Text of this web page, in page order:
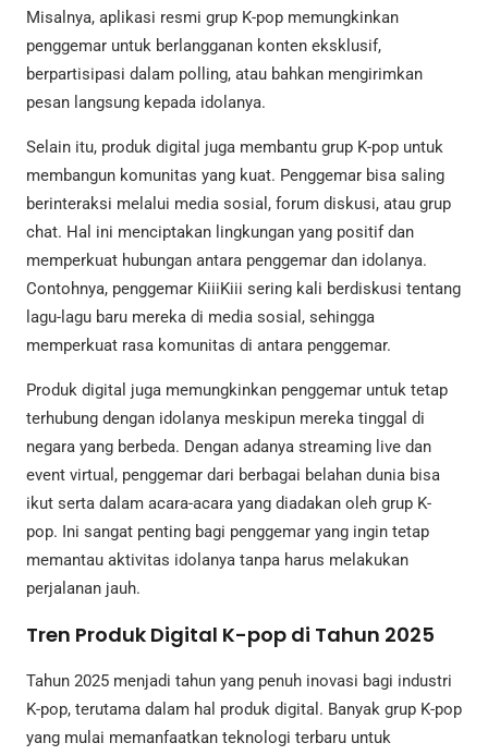
Misalnya, aplikasi resmi grup K-pop memungkinkan
penggemar untuk berlangganan konten eksklusif,
berpartisipasi dalam polling, atau bahkan mengirimkan
pesan langsung kepada idolanya.
Selain itu, produk digital juga membantu grup K-pop untuk
membangun komunitas yang kuat. Penggemar bisa saling
berinteraksi melalui media sosial, forum diskusi, atau grup
chat. Hal ini menciptakan lingkungan yang positif dan
memperkuat hubungan antara penggemar dan idolanya.
Contohnya, penggemar KiiiKiii sering kali berdiskusi tentang
lagu-lagu baru mereka di media sosial, sehingga
memperkuat rasa komunitas di antara penggemar.
Produk digital juga memungkinkan penggemar untuk tetap
terhubung dengan idolanya meskipun mereka tinggal di
negara yang berbeda. Dengan adanya streaming live dan
event virtual, penggemar dari berbagai belahan dunia bisa
ikut serta dalam acara-acara yang diadakan oleh grup K-
pop. Ini sangat penting bagi penggemar yang ingin tetap
memantau aktivitas idolanya tanpa harus melakukan
perjalanan jauh.
Tren Produk Digital K-pop di Tahun 2025
Tahun 2025 menjadi tahun yang penuh inovasi bagi industri
K-pop, terutama dalam hal produk digital. Banyak grup K-pop
yang mulai memanfaatkan teknologi terbaru untuk